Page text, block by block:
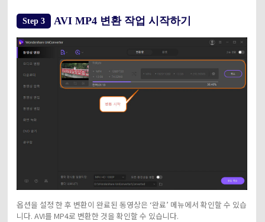
Step 3 AVI MP4 변환 작업 시작하기
옵션을 설정 한 후 변환이 완료된 동영상은 ‘완료’ 메뉴에서 확인할 수 있습
니다. AVI를 MP4로 변환한 것을 확인할 수 있습니다.